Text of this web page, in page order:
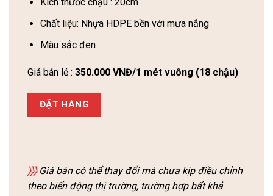
Kích thước chậu : 20cm
Chất liệu: Nhựa HDPE bền với mưa nắng
Màu sắc đen
Giá bán lẻ : 350.000 VNĐ/1 mét vuông (18 chậu)
ĐẶT HÀNG
〉〉〉 Giá bán có thể thay đổi mà chưa kịp điều chỉnh
theo biến động thị trường, trường hợp bất khả